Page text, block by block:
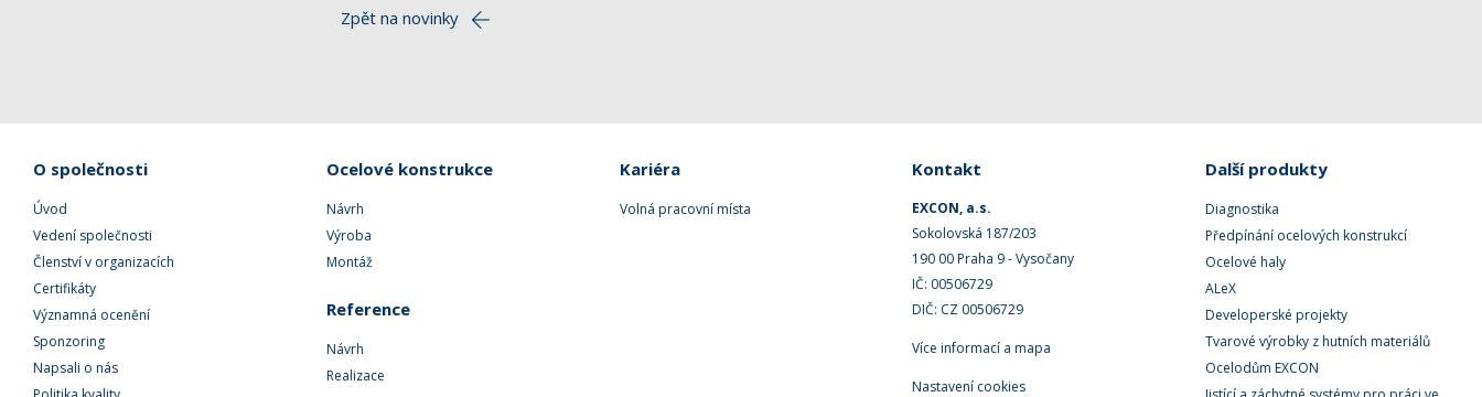
Zpět na novinky
O společnosti
Úvod
Vedení společnosti
Členství v organizacích
Certifikáty
Významná ocenění
Sponzoring
Napsali o nás
Ocelové konstrukce
Návrh
Výroba
Montáž
Reference
Návrh
Realizace
Kariéra
Volná pracovní místa
Kontakt
EXCON, a.s.
Sokolovská 187/203
190 00 Praha 9 - Vysočany
IČ: 00506729
DIČ: CZ 00506729
Více informací a mapa
Nastavení cookies
Další produkty
Diagnostika
Předpínání ocelových konstrukcí
Ocelové haly
ALeX
Developerské projekty
Tvarové výrobky z hutních materiálů
Ocelodům EXCON